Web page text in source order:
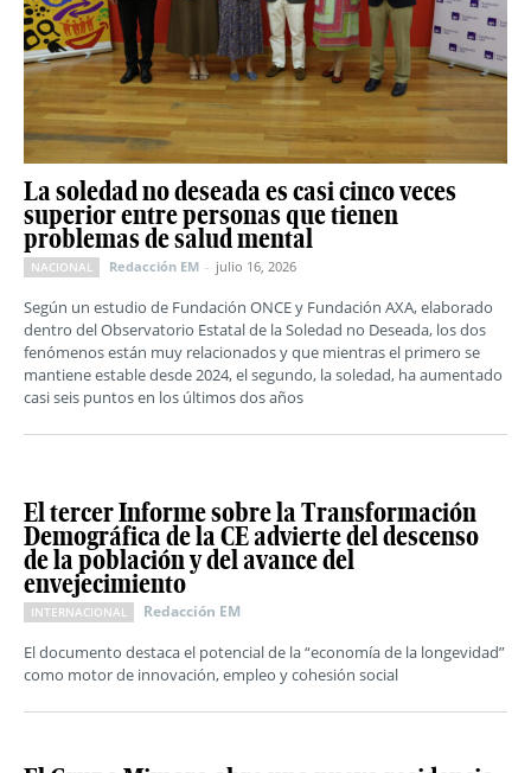
La soledad no deseada es casi cinco veces
superior entre personas que tienen
problemas de salud mental
NACIONAL Redacción EM - julio 16, 2026
Según un estudio de Fundación ONCE y Fundación AXA, elaborado
dentro del Observatorio Estatal de la Soledad no Deseada, los dos
fenómenos están muy relacionados y que mientras el primero se
mantiene estable desde 2024, el segundo, la soledad, ha aumentado
casi seis puntos en los últimos dos años
El tercer Informe sobre la Transformación
Demográfica de la CE advierte del descenso
de la población y del avance del
envejecimiento
INTERNACIONAL Redacción EM
El documento destaca el potencial de la “economía de la longevidad”
como motor de innovación, empleo y cohesión social